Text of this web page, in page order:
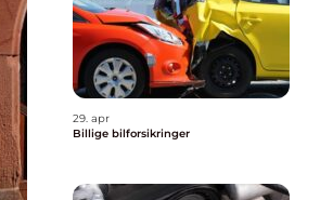
29. apr
Billige bilforsikringer